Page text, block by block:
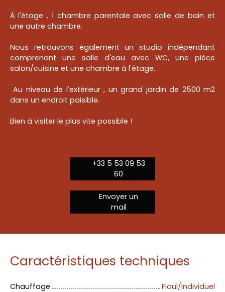
À l'étage , 1 chambre parentale avec salle de bain et
une autre chambre.
Nous retrouvons également un studio indépendant
comprenant une salle d'eau avec WC, une pièce
salon/cuisine et une chambre à l'étage.
Au niveau de l'extérieur , un grand jardin de 2500 m2
dans un endroit paisible.
Bien à visiter le plus vite possible !
+33 5 53 09 53
60
Envoyer un
mail
Caractéristiques techniques
Chauffage
Fioul/Individuel